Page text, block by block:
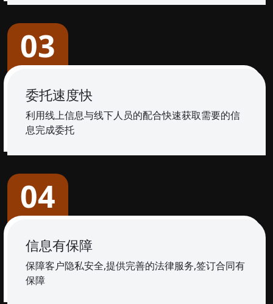
03
委托速度快
利用线上信息与线下人员的配合快速获取需要的信
息完成委托
04
信息有保障
保障客户隐私安全,提供完善的法律服务,签订合同有
保障